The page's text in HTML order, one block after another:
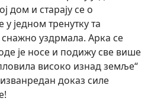
дом и старају се о
једном тренутку та
уздрмала. Арка се
је носе и подижу све више
високо изнад земље“
доказ силе